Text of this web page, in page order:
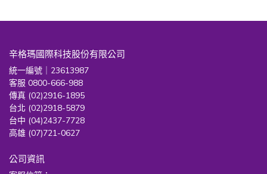
辛格瑪國際科技股份有限公司
統一編號｜23613987
客服 0800-666-988
傳真 (02)2916-1895
台北 (02)2918-5879
台中 (04)2437-7728
高雄 (07)721-0627
公司資訊